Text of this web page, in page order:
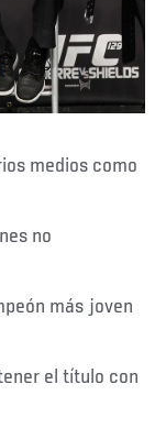
medios como
no
más joven
el título con